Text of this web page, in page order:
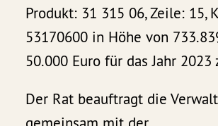
Produkt: 31 315 06, Zeile: 15,
53170600 in Höhe von
50.000 Euro für das Jahr 2023
Der Rat beauftragt die